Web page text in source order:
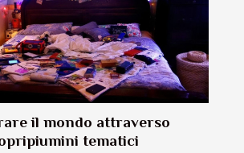
il mondo attraverso
tematici